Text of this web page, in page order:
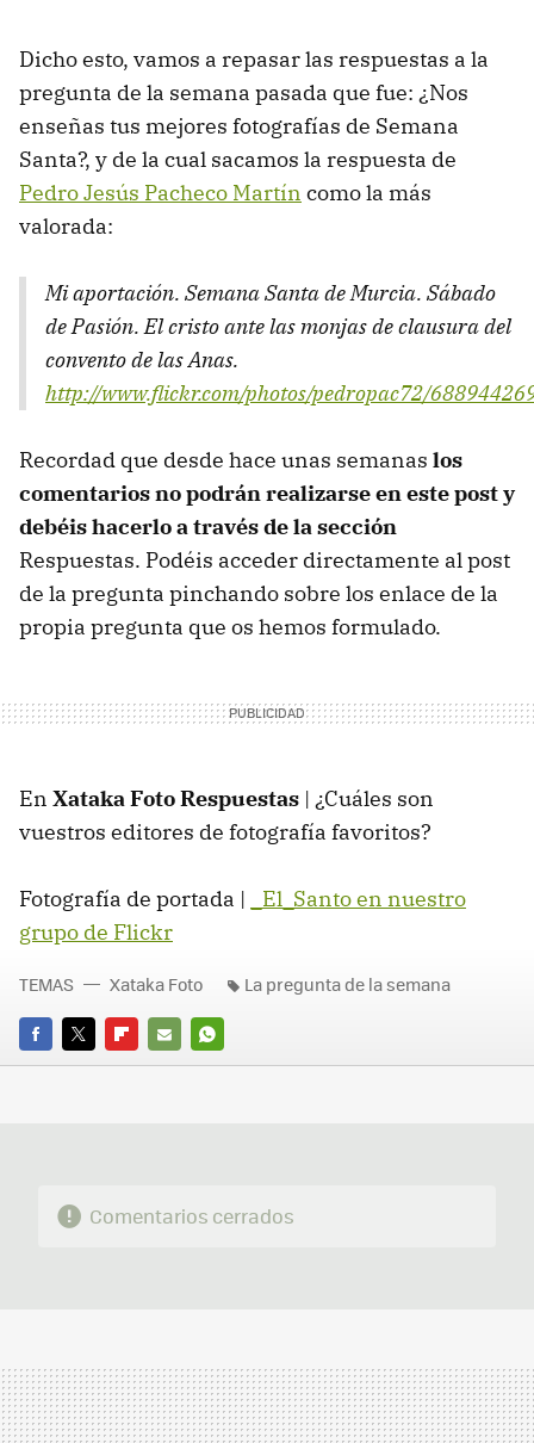
Dicho esto, vamos a repasar las respuestas a la
pregunta de la semana pasada que fue: ¿Nos
enseñas tus mejores fotografías de Semana
Santa?, y de la cual sacamos la respuesta de
Pedro Jesús Pacheco Martín como la más
valorada:
Mi aportación. Semana Santa de Murcia. Sábado
de Pasión. El cristo ante las monjas de clausura del
convento de las Anas.
http://www.flickr.com/photos/pedropac72/
Recordad que desde hace unas semanas los
comentarios no podrán realizarse en este post y
debéis hacerlo a través de la sección
Respuestas. Podéis acceder directamente al post
de la pregunta pinchando sobre los enlace de la
propia pregunta que os hemos formulado.
En Xataka Foto Respuestas | ¿Cuáles son
vuestros editores de fotografía favoritos?
Fotografía de portada |
_El_Santo en nuestro
grupo de Flickr
FACEBOOK
TWITTERFLIPBOARD
E-
WHATSAPP
TEMAS Xataka Foto La pregunta de la semana
Comentarios cerrados